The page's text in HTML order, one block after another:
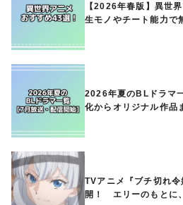
【2026年春版】異世
生モノやチート能力で
2026年夏のBLドラマ
化からオリジナル作品
TVアニメ『ブチ切れ
開！ エリーのもとに